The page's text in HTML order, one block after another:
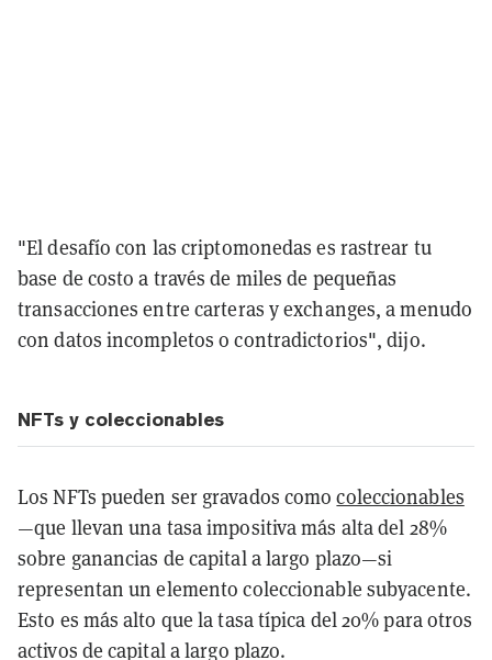
"El desafío con las criptomonedas es rastrear tu
base de costo a través de miles de pequeñas
transacciones entre carteras y exchanges, a menudo
con datos incompletos o contradictorios", dijo.
NFTs y coleccionables
Los NFTs pueden ser gravados comocoleccionables
—que llevan una tasa impositiva más alta del 28%
sobre ganancias de capital a largo plazo—si
representan un elemento coleccionable subyacente.
Esto es más alto que la tasa típica del 20% para otros
activos de capital a largo plazo.